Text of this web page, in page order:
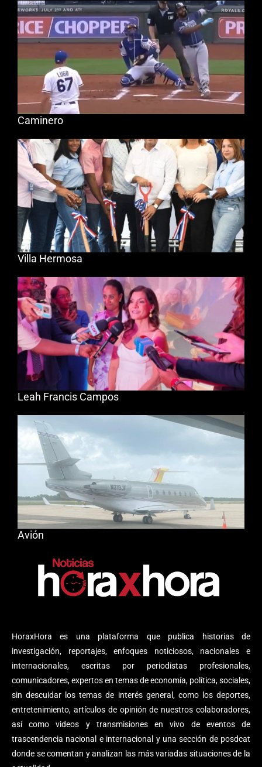
HoraxHora es una plataforma que publica historias de
investigación, reportajes, enfoques noticiosos, nacionales e
internacionales, escritas por periodistas profesionales,
comunicadores, expertos en temas de economía, política, sociales,
sin descuidar los temas de interés general, como los deportes,
entretenimiento, artículos de opinión de nuestros colaboradores,
así como videos y transmisiones en vivo de eventos de
trascendencia nacional e internacional y una sección de posdcat
donde se comentan y analizan las más variadas situaciones de la
Caminero
Villa Hermosa
Leah Francis Campos
Avión